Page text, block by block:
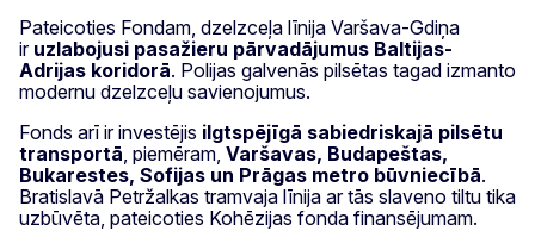
Pateicoties Fondam, dzelzceļa līnija Varšava-Gdiņa
ir uzlabojusi pasažieru pārvadājumus Baltijas-
Adrijas koridorā. Polijas galvenās pilsētas tagad izmanto
modernu dzelzceļu savienojumus.
Fonds arī ir investējis ilgtspējīgā sabiedriskajā pilsētu
transportā , piemēram, Varšavas, Budapeštas,
Bukarestes, Sofijas un Prāgas metro būvniecībā.
Bratislavā Petržalkas tramvaja līnija ar tās slaveno tiltu tika
uzbūvēta, pateicoties Kohēzijas fonda finansējumam.